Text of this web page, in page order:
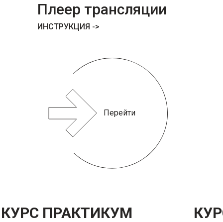
Плеер трансляции
Перейти
ИНСТРУКЦИЯ ->
КУРС ПРАКТИКУМ